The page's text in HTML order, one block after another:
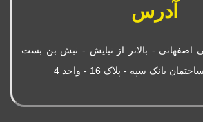
آدرس
اصفهانی - بالاتر از نیایش - نبش بن بست
بانک سپه - پلاک 16 - واحد 4